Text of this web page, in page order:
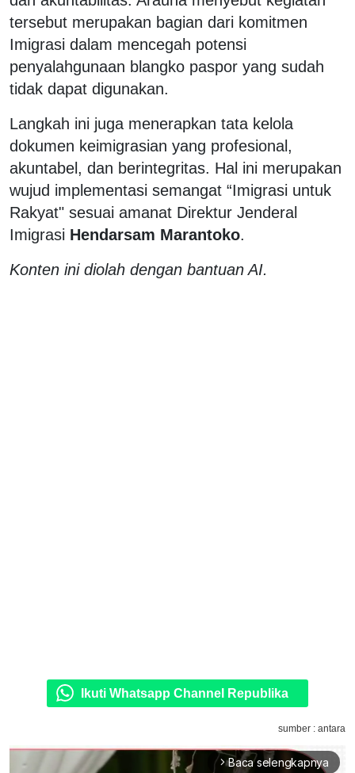
tersebut merupakan bagian dari komitmen
Imigrasi dalam mencegah potensi
penyalahgunaan blangko paspor yang sudah
tidak dapat digunakan.
Langkah ini juga menerapkan tata kelola
dokumen keimigrasian yang profesional,
akuntabel, dan berintegritas. Hal ini merupakan
wujud implementasi semangat “Imigrasi untuk
Rakyat" sesuai amanat Direktur Jenderal
Imigrasi Hendarsam Marantoko.
Konten ini diolah dengan bantuan AI.
Ikuti Whatsapp Channel Republika
sumber : antara
arrow_forward_ios Baca selengkapnya